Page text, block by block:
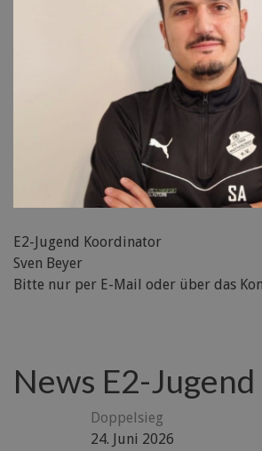
E2-Jugend Koordinator
Sven Beyer
Bitte nur per E-Mail oder über das
News E2-Jugend
Doppelsieg
24. Juni 2026